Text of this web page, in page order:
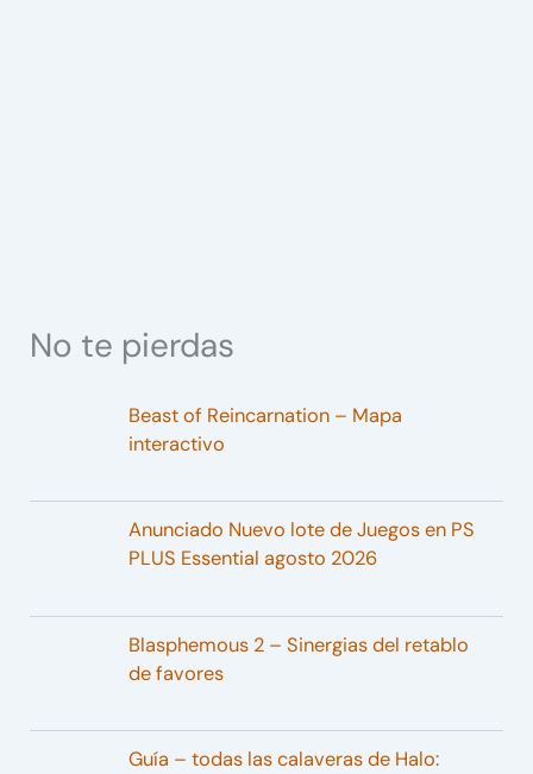
No te pierdas
Beast of Reincarnation – Mapa
interactivo
Anunciado Nuevo lote de Juegos en PS
PLUS Essential agosto 2026
Blasphemous 2 – Sinergias del retablo
de favores
Guía – todas las calaveras de Halo: